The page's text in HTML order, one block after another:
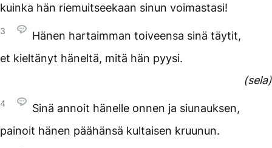
kuinka hän riemuitseekaan sinun voimastasi!
3
Hänen hartaimman toiveensa sinä täytit,
et kieltänyt häneltä, mitä hän pyysi.
(sela)
4
Sinä annoit hänelle onnen ja siunauksen,
painoit hänen päähänsä kultaisen kruunun.